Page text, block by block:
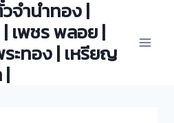
จำนำทอง |
เพชร พลอย |
ะทอง | เหรียญ
|